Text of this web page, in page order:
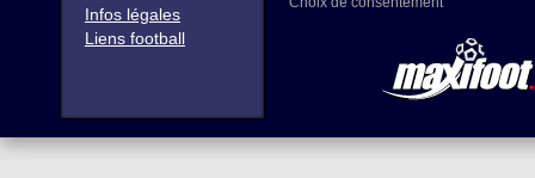
Infos légales
Liens football